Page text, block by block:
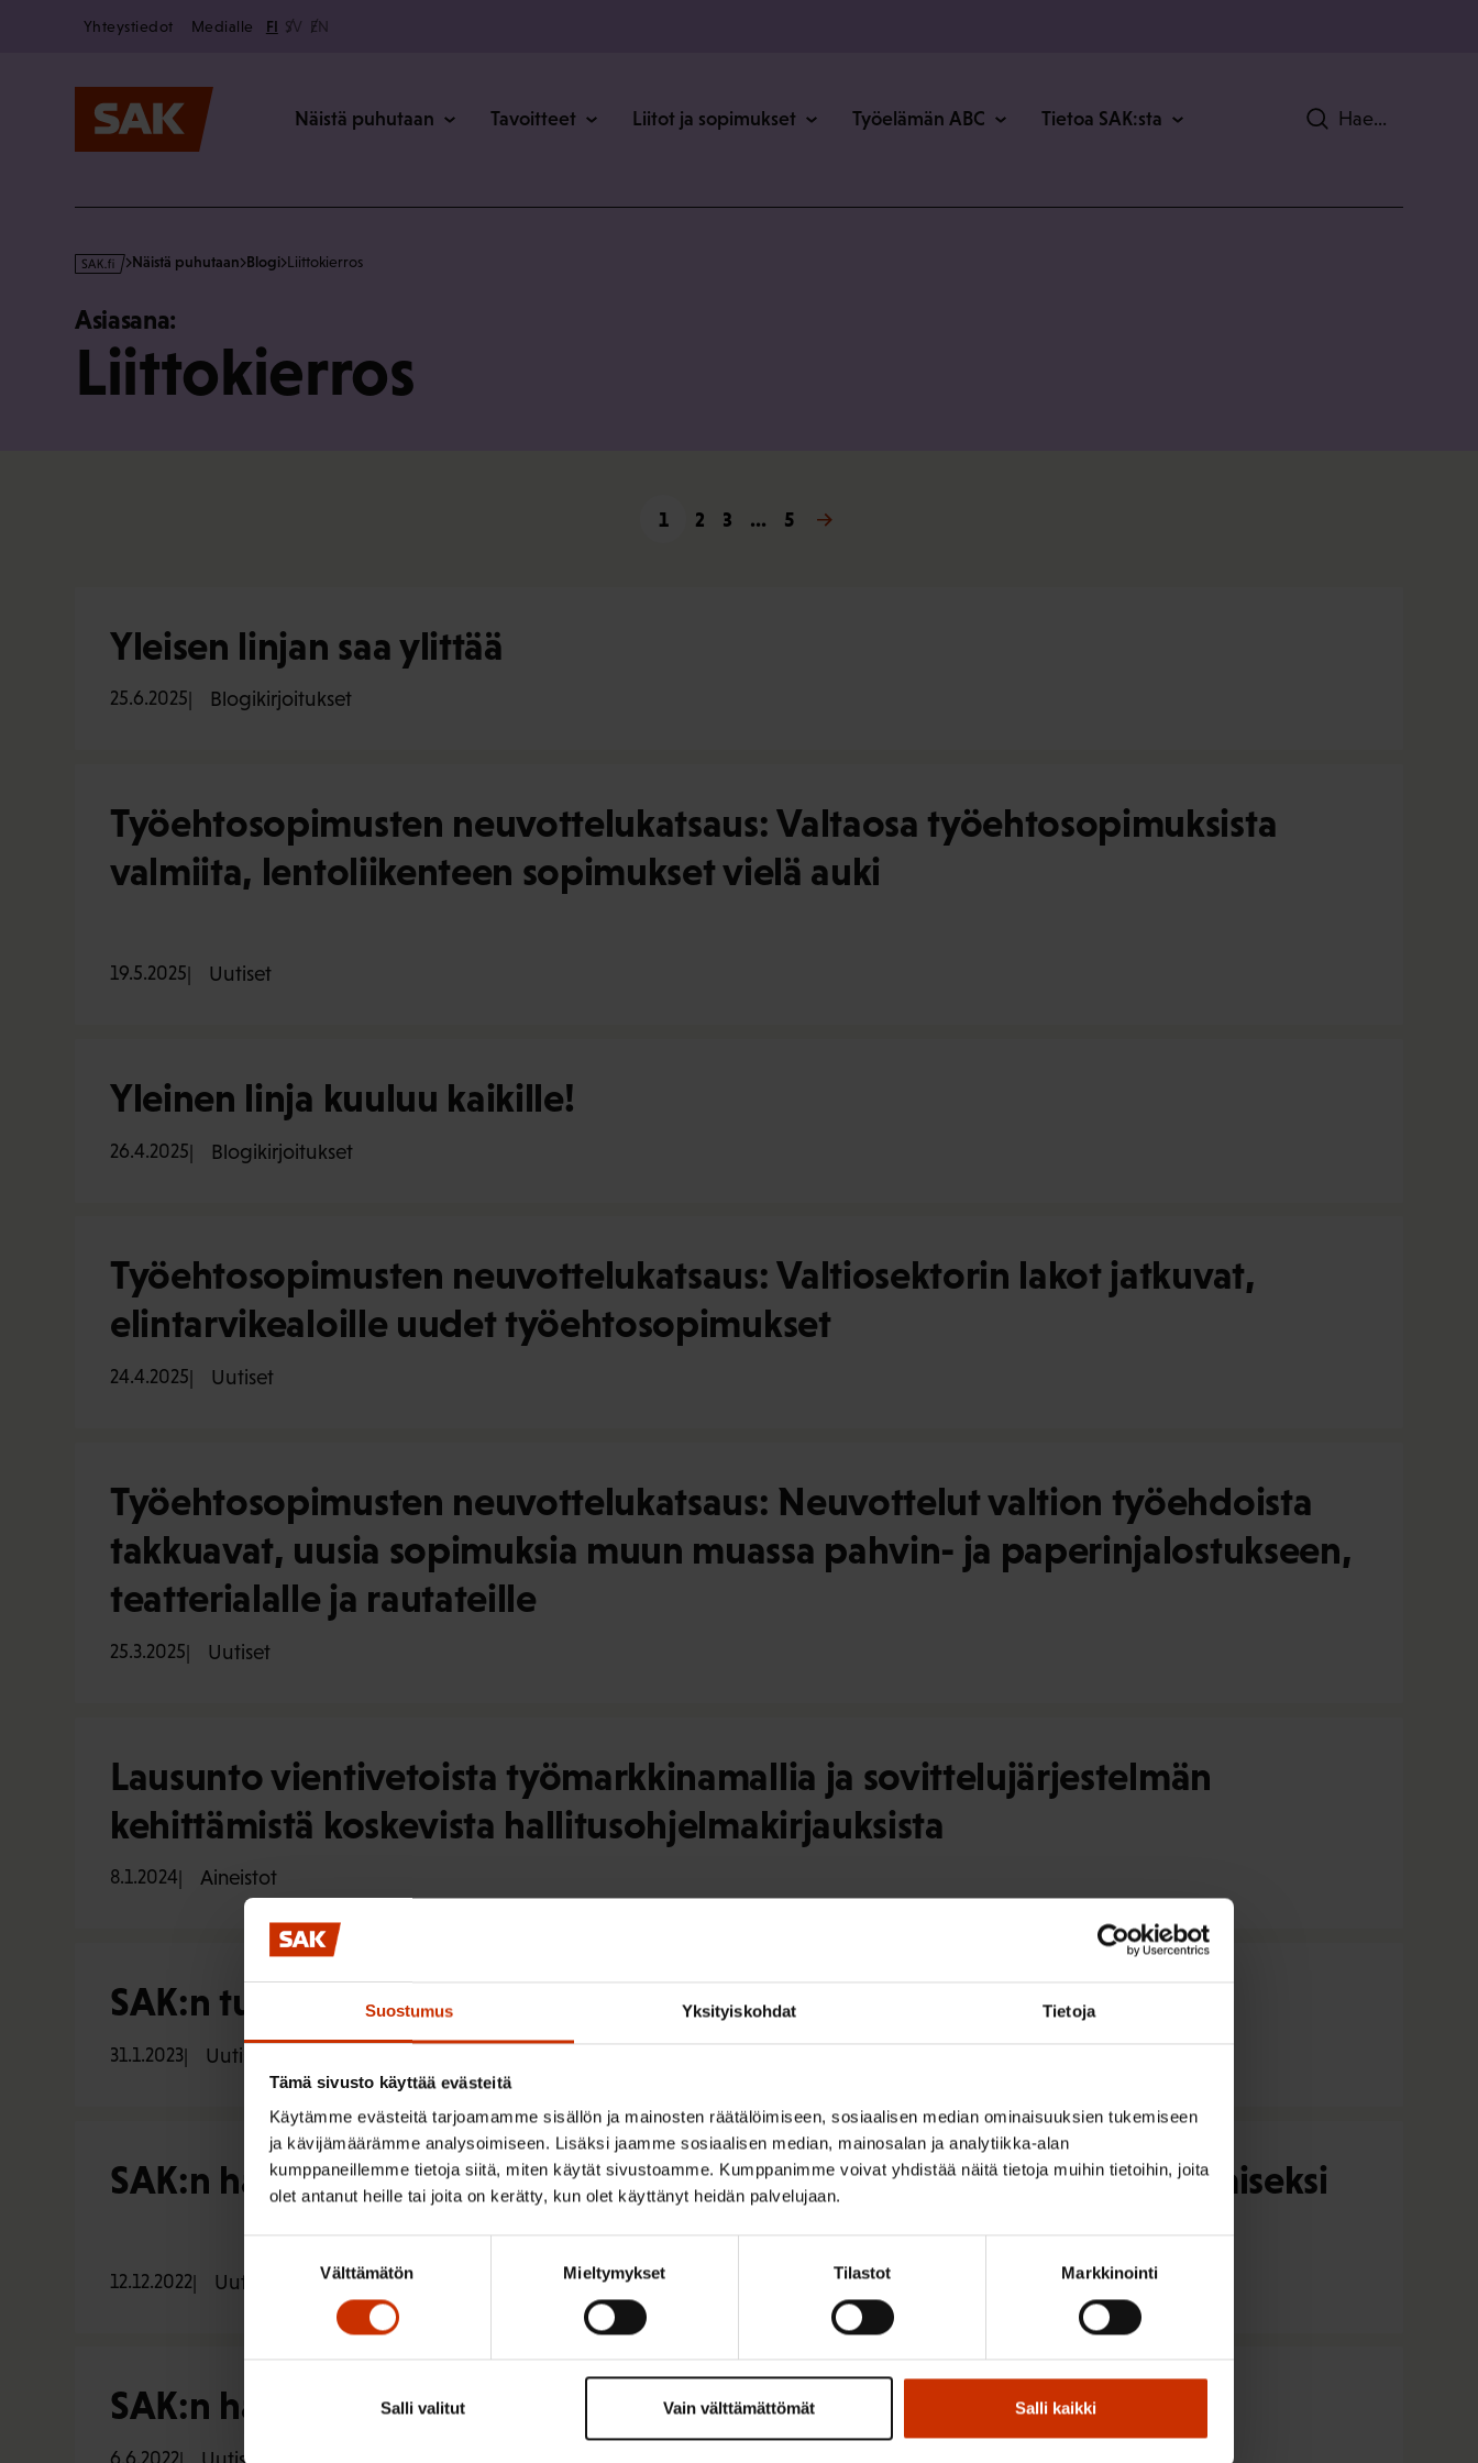
Suostumus Yksityiskohdat Tietoja
Tämä sivusto käyttää evästeitä
Käytämme evästeitä tarjoamamme sisällön ja mainosten räätälöimiseen, sosiaalisen median ominaisuuksien tukemiseen
ja kävijämäärämme analysoimiseen. Lisäksi jaamme sosiaalisen median, mainosalan ja analytiikka-alan
kumppaneillemme tietoja siitä, miten käytät sivustoamme. Kumppanimme voivat yhdistää näitä tietoja muihin tietoihin, joita
olet antanut heille tai joita on kerätty, kun olet käyttänyt heidän palvelujaan.
valinta
Välttämätön Mieltymykset Tilastot Markkinointi
Vain välttämättömät
Salli valitut Salli kaikki
Secondary
Yhteystiedot Medialle FI SV EN
Näistä puhutaan Tavoitteet Liitot ja sopimukset Työelämän ABC Tietoa SAK:sta Hae
s
·
Näistä puhutaan Blogi Liittokierros
Asiasana:
Liittokierros
1 2 3 … 5
Seuraava »
Yleisen linjan saa ylittää
25.6.2025 Blogikirjoitukset
Työehtosopimusten neuvottelukatsaus: Valtaosa työehtosopimuksista
valmiita, lentoliikenteen sopimukset vielä auki
19.5.2025 Uutiset
Yleinen linja kuuluu kaikille!
26.4.2025 Blogikirjoitukset
Työehtosopimusten neuvottelukatsaus: Valtiosektorin lakot jatkuvat,
elintarvikealoille uudet työehtosopimukset
24.4.2025 Uutiset
Työehtosopimusten neuvottelukatsaus: Neuvottelut valtion työehdoista
takkuavat, uusia sopimuksia muun muassa pahvin- ja paperinjalostukseen,
teatterialalle ja rautateille
25.3.2025 Uutiset
Lausunto vientivetoista työmarkkinamallia ja sovittelujärjestelmän
kehittämistä koskevista hallitusohjelmakirjauksista
8.1.2024 Aineistot
SAK:n tutkimus: Lakkovalmius laajaa halki palkansaajakentän
31.1.2023 Uutiset
SAK:n hallitus: Jäsenliitot tiivistävät toimiaan neuvottelujen edistämiseksi
12.12.2022 Uutiset
SAK:n hallitus huolissaan ostovoiman kutistumisesta